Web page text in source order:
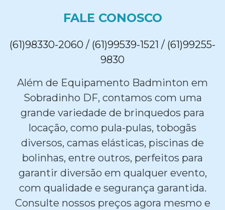
FALE CONOSCO
(61)98330-2060 / (61)99539-1521 / (61)99255-
9830
Além de Equipamento Badminton em
Sobradinho DF, contamos com uma
grande variedade de brinquedos para
locação, como pula-pulas, tobogãs
diversos, camas elásticas, piscinas de
bolinhas, entre outros, perfeitos para
garantir diversão em qualquer evento,
com qualidade e segurança garantida.
Consulte nossos preços agora mesmo e